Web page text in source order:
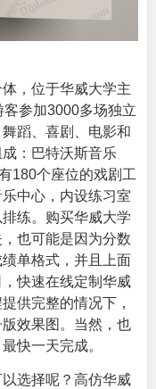
，位于华威大学主
参加3000多场独立
蹈、喜剧、电影和
：巴特沃斯音乐
180个座位的戏剧工
中心，内设练习室
练。购买华威大学
也可能是因为分数
单格式，并且上面
，快速在线定制华威
供完整的情况下，
效果图。当然，也
快一天完成。
选择呢？高仿华威